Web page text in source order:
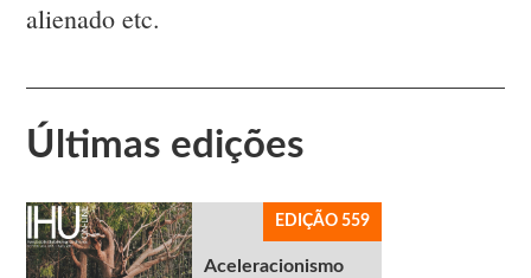
alienado etc.
Últimas edições
EDIÇÃO 559
Aceleracionismo